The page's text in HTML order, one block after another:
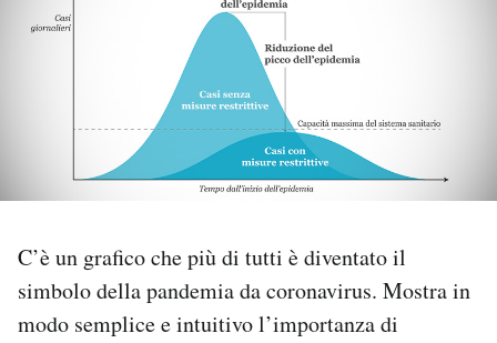
I MIEI PREFERITI
SHOP
CALENDARIO
C’è un grafico che più di tutti è diventato il
simbolo della pandemia da coronavirus. Mostra in
modo semplice e intuitivo l’importanza di